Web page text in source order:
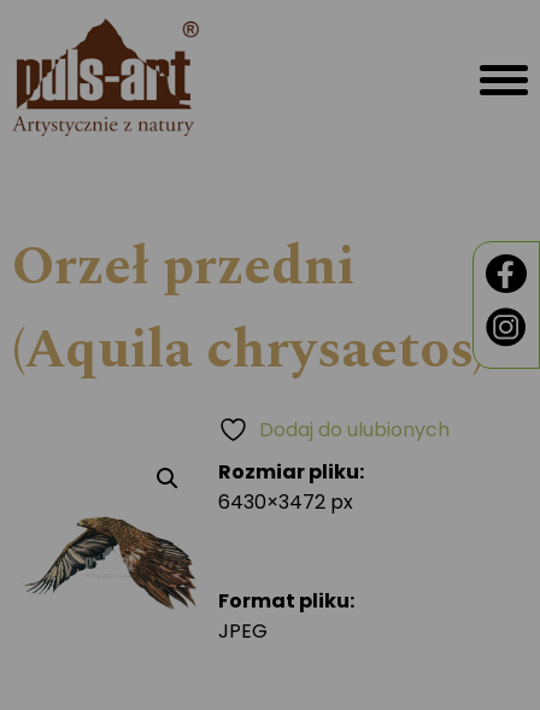
Orzeł przedni
(Aquila chrysaetos)
Rozmiar pliku:
6430×3472 px
Format pliku:
JPEG
Dodaj do ulubionych